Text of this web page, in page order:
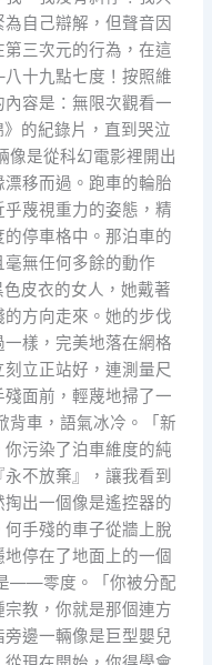
自己辯解，但聲音因
三次元的行為，在這
十九點七度！按照維
容是：無限次觀看一
的紀錄片，直到哭泣
像是從科幻電影裡開出
移而過。跑車的輪胎
蔑視重力的姿態，精
停車格中。那泊車的
無任何多餘的動作
皮衣的女人，她戴著
方向走來。她的步伐
樣，完美地落在網格
立正站好，連測量尺
面前，輕蔑地掃了一
背車，語氣冰冷。「新
污染了泊車維度的純
不放棄』，讓我看到
出一個像是遙控器的
手殘的車子從牆上脫
停在了地面上的一個
——零度。「你被分配
教，你就是那個連方
邊一輛像是巨型嬰兒